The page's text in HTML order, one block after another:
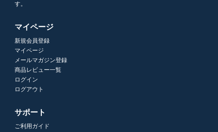
す。
マイページ
新規会員登録
マイページ
メールマガジン登録
商品レビュー一覧
ログイン
ログアウト
サポート
ご利用ガイド